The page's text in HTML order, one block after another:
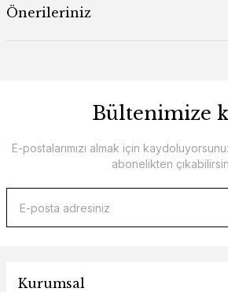
Önerileriniz
Bültenimize
E-postalarımızı almak için
abonelikten
Kurumsal